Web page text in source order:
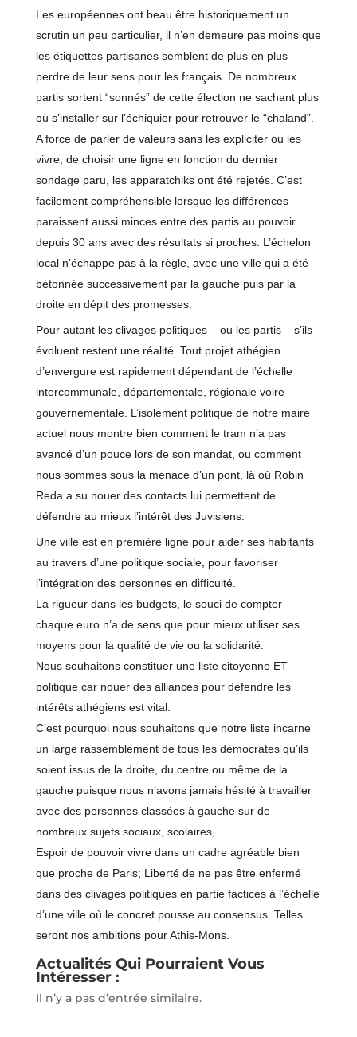
Les européennes ont beau être historiquement un
scrutin un peu particulier, il n’en demeure pas moins que
les étiquettes partisanes semblent de plus en plus
perdre de leur sens pour les français. De nombreux
partis sortent “sonnés” de cette élection ne sachant plus
où s’installer sur l’échiquier pour retrouver le “chaland”.
A force de parler de valeurs sans les expliciter ou les
vivre, de choisir une ligne en fonction du dernier
sondage paru, les apparatchiks ont été rejetés. C’est
facilement compréhensible lorsque les différences
paraissent aussi minces entre des partis au pouvoir
depuis 30 ans avec des résultats si proches. L’échelon
local n’échappe pas à la règle, avec une ville qui a été
bétonnée successivement par la gauche puis par la
droite en dépit des promesses.
Pour autant les clivages politiques – ou les partis – s’ils
évoluent restent une réalité. Tout projet athégien
d’envergure est rapidement dépendant de l’échelle
intercommunale, départementale, régionale voire
gouvernementale. L’isolement politique de notre maire
actuel nous montre bien comment le tram n’a pas
avancé d’un pouce lors de son mandat, ou comment
nous sommes sous la menace d’un pont, là où Robin
Reda a su nouer des contacts lui permettent de
défendre au mieux l’intérêt des Juvisiens.
Une ville est en première ligne pour aider ses habitants
au travers d’une politique sociale, pour favoriser
l’intégration des personnes en difficulté.
La rigueur dans les budgets, le souci de compter
chaque euro n’a de sens que pour mieux utiliser ses
moyens pour la qualité de vie ou la solidarité.
Nous souhaitons constituer une liste citoyenne ET
politique car nouer des alliances pour défendre les
intérêts athégiens est vital.
C’est pourquoi nous souhaitons que notre liste incarne
un large rassemblement de tous les démocrates qu’ils
soient issus de la droite, du centre ou même de la
gauche puisque nous n’avons jamais hésité à travailler
avec des personnes classées à gauche sur de
nombreux sujets sociaux, scolaires,….
Espoir de pouvoir vivre dans un cadre agréable bien
que proche de Paris; Liberté de ne pas être enfermé
dans des clivages politiques en partie factices à l’échelle
d’une ville où le concret pousse au consensus. Telles
seront nos ambitions pour Athis-Mons.
Actualités Qui Pourraient Vous
Intéresser :
Il n’y a pas d’entrée similaire.